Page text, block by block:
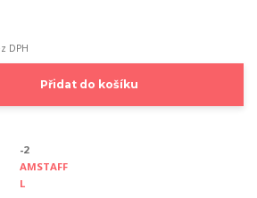
DPH
Přidat do košíku
-2
AMSTAFF
L